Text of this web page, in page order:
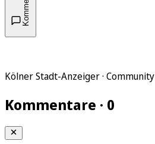
Kölner Stadt-Anzeiger · Community
Kommentare · 0